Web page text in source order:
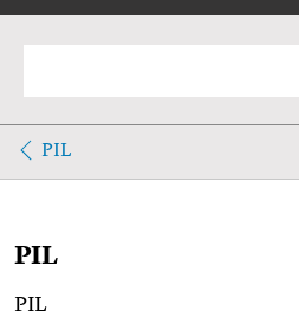
PIL
PIL
PIL